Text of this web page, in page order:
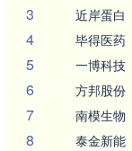
3 近岸蛋白
4 毕得医药
5 一博科技
6 方邦股份
7 南模生物
8 泰金新能